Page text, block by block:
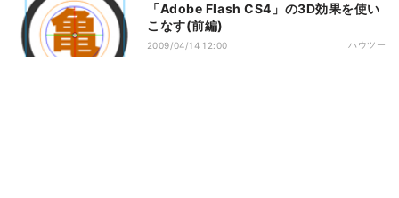
「Adobe Flash CS4」の3D効果を使い
こなす(前編)
2009/04/14 12:00 ハウツー